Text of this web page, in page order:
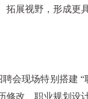
展视野，形成更
现场特别搭建 “
改、职业规划设